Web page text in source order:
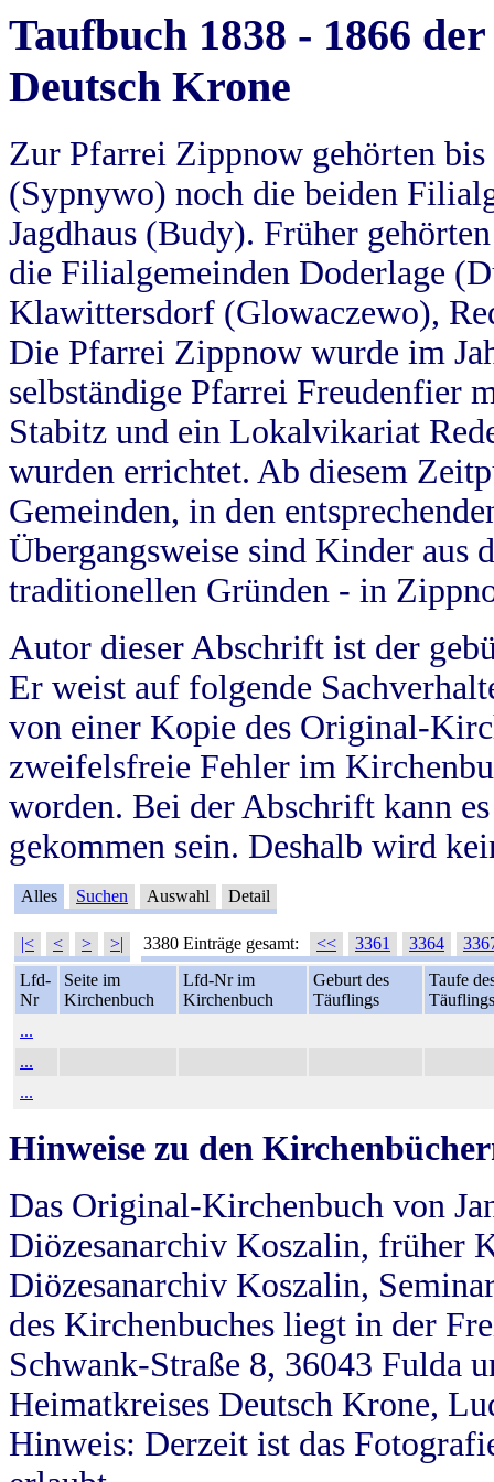
Taufbuch 1838 - 1866
Deutsch Krone
Zur Pfarrei Zippnow gehörten
(Sypnywo) noch die beiden
Jagdhaus (Budy). Früher
die Filialgemeinden Doderlage
Klawittersdorf (Glowaczewo),
Die Pfarrei Zippnow wurde im
selbständige Pfarrei Freudenfier
Stabitz und ein Lokalvikariat
wurden errichtet. Ab diesem
Gemeinden, in den
Übergangsweise sind Kinder aus
traditionellen Gründen - in
Autor dieser Abschrift ist der
Er weist auf folgende
von einer Kopie des Original-
zweifelsfreie Fehler im
worden. Bei der Abschrift kann
gekommen sein. Deshalb wird
Alles Suchen Auswahl Detail
|< < > >| 3380 Einträge gesamt: << 3361 3364
Lfd-
Nr
Seite im
Kirchenbuch
Lfd-Nr im
Kirchenbuch
Geburt des
Täuflings
Taufe
Täuflings
...
...
...
Hinweise zu den
Das Original-Kirchenbuch von
Diözesanarchiv Koszalin, früher
Diözesanarchiv Koszalin,
des Kirchenbuches liegt in der
Schwank-Straße 8, 36043 Fulda
Heimatkreises Deutsch Krone,
Hinweis: Derzeit ist das